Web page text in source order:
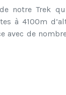
notre Trek
à 4100m
avec de